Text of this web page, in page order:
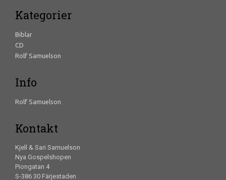
Kategorier
Biblar
CD
Rolf Samuelson
Info
Rolf Samuelson
Kontakt
Kjell & Sari Samuelson
Nya Gospelshopen
Piongatan 4
S-386 30 Färjestaden